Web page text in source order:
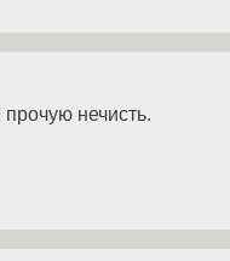
нечисть.